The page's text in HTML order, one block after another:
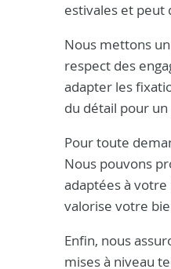
estivales et peut
Nous mettons
respect des
adapter les
du détail pour
Pour toute
Nous pouvons
adaptées à
valorise votre
Enfin, nous
mises à niveau